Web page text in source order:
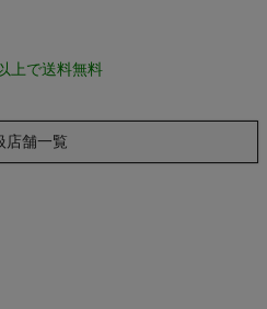
上で送料無料
店舗一覧